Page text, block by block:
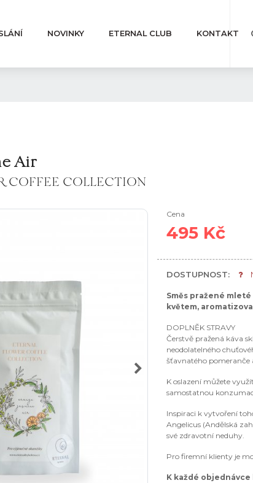
NOVINKY ETERNAL CLUB KONTAKT
Air
COFFEE COLLECTION
Cena
495 Kč
DOSTUPNOST:
Směs pražené
květem,
DOPLNĚK STRAVY
Čerstvě pražená káva
neodolatelného
šťavnatého
K oslazení můžete
samostatnou
Inspiraci k vytvoření
Angelicus (Andělská
své zdravotní neduhy.
Pro firemní klienty je
K každé objednávce